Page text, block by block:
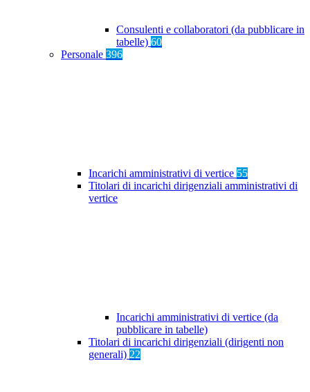
Consulenti e collaboratori (da pubblicare in
tabelle) 60
Personale 396
Incarichi amministrativi di vertice 55
Titolari di incarichi dirigenziali amministrativi di
vertice
Incarichi amministrativi di vertice (da
pubblicare in tabelle)
Titolari di incarichi dirigenziali (dirigenti non
generali) 22